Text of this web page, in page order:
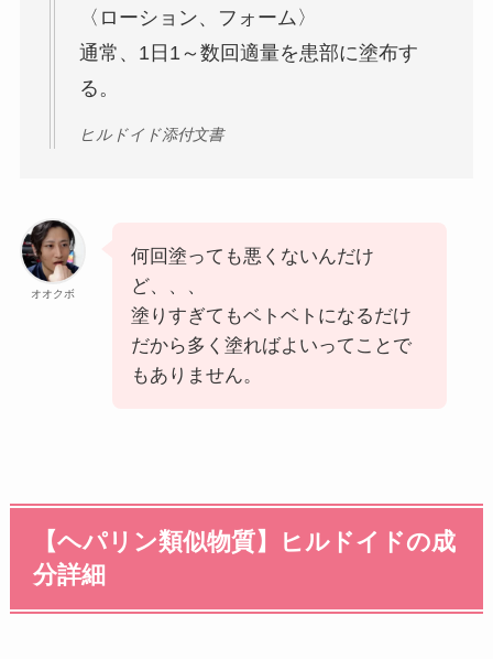
〈ローション、フォーム〉
通常、1日1～数回適量を患部に塗布す
る。
ヒルドイド添付文書
オオクボ
何回塗っても悪くないんだけ
ど、、、
塗りすぎてもベトベトになるだけ
だから多く塗ればよいってことで
もありません。
【ヘパリン類似物質】ヒルドイドの成
分詳細